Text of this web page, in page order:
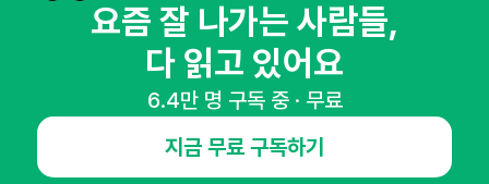
매주 화요일 아침,
마케팅 감각을 깨워 드릴게요!
요즘 잘 나가는 사람들,
다 읽고 있어요
6.4만 명 구독 중 · 무료
지금 무료 구독하기